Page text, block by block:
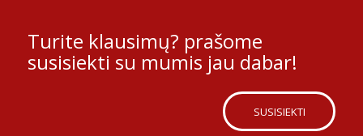
Turite klausimų? prašome
susisiekti su mumis jau dabar!
SUSISIEKTI